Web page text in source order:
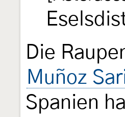
Die
Muñoz
Spanien